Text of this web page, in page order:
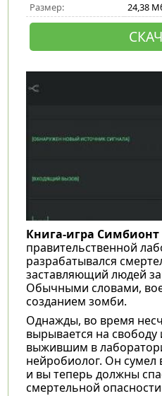
Размер: 24,38
Книга-игра Симбионт
правительственной
разрабатывался
заставляющий людей
Обычными словами,
созданием зомби.
Однажды, во время
вырывается на
выжившим в
нейробиолог. Он сумел
и вы теперь должны
смертельной